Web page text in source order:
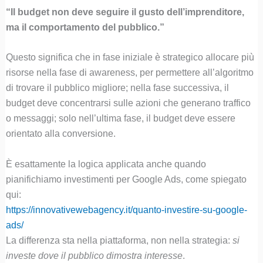
“Il budget non deve seguire il gusto dell’imprenditore,
ma il comportamento del pubblico.”
Questo significa che in fase iniziale è strategico allocare più
risorse nella fase di awareness, per permettere all’algoritmo
di trovare il pubblico migliore; nella fase successiva, il
budget deve concentrarsi sulle azioni che generano traffico
o messaggi; solo nell’ultima fase, il budget deve essere
orientato alla conversione.
È esattamente la logica applicata anche quando
pianifichiamo investimenti per Google Ads, come spiegato
qui:
https://innovativewebagency.it/quanto-investire-su-google-
ads/
La differenza sta nella piattaforma, non nella strategia: si
investe dove il pubblico dimostra interesse.